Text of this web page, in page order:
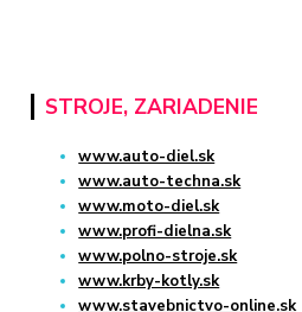
STROJE, ZARIADENIE
www.auto-diel.sk
www.auto-techna.sk
www.moto-diel.sk
www.profi-dielna.sk
www.polno-stroje.sk
www.krby-kotly.sk
www.stavebnictvo-online.sk